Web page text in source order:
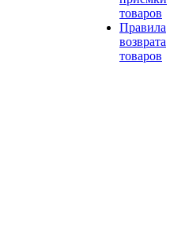
товаров
Правила
возврата
товаров